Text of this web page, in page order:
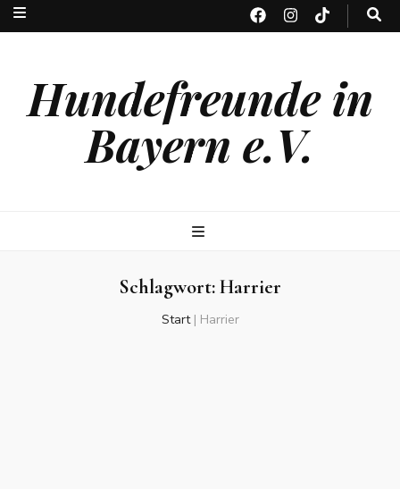
Hundefreunde in
Bayern e.V.
Schlagwort:Harrier
Start | Harrier